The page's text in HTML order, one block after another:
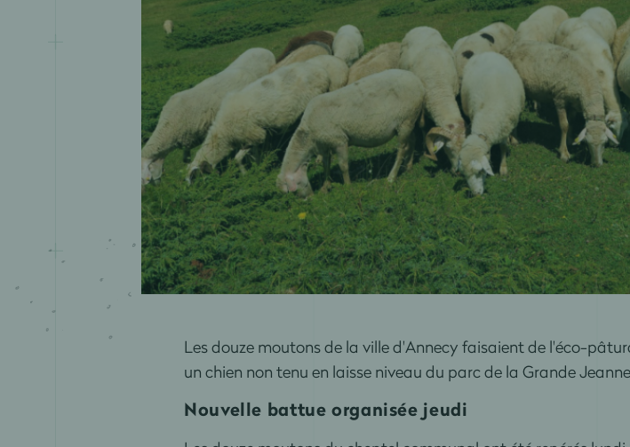
Les douze moutons de la ville d'Annecy faisaient de l'éco-
un chien non tenu en laisse niveau du parc de la Grande
Nouvelle battue organisée jeudi